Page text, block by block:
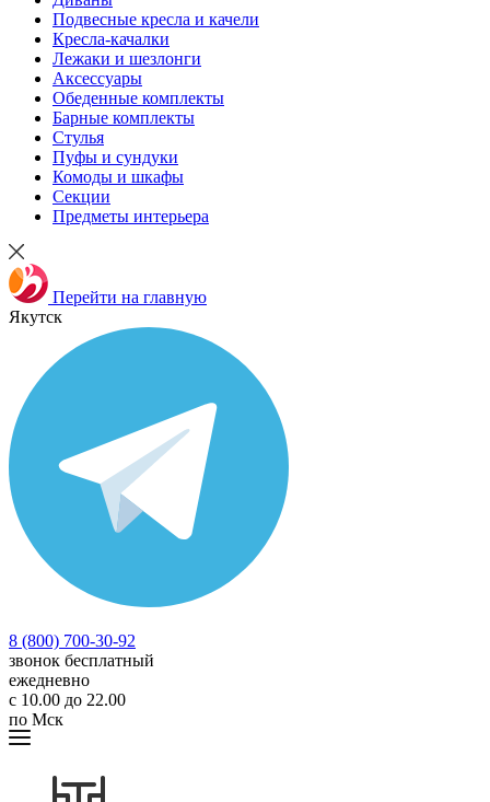
Подвесные кресла и качели
Кресла-качалки
Лежаки и шезлонги
Аксессуары
Обеденные комплекты
Барные комплекты
Стулья
Пуфы и сундуки
Комоды и шкафы
Секции
Предметы интерьера
Перейти на главную
Якутск
8 (800) 700-30-92
звонок бесплатный
ежедневно
с 10.00 до 22.00
по Мск